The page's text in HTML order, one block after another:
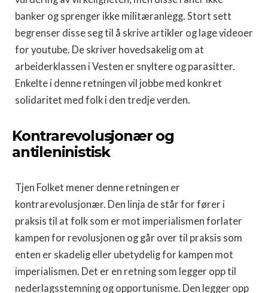
banker og sprenger ikke militæranlegg. Stort sett
begrenser disse seg til å skrive artikler og lage videoer
for youtube. De skriver hovedsakelig om at
arbeiderklassen i Vesten er snyltere og parasitter.
Enkelte i denne retningen vil jobbe med konkret
solidaritet med folk i den tredje verden.
Kontrarevolusjonær og
antileninistisk
Tjen Folket mener denne retningen er
kontrarevolusjonær. Den linja de står for fører i
praksis til at folk som er mot imperialismen forlater
kampen for revolusjonen og går over til praksis som
enten er skadelig eller ubetydelig for kampen mot
imperialismen. Det er en retning som legger opp til
nederlagsstemning og opportunisme. Den legger opp